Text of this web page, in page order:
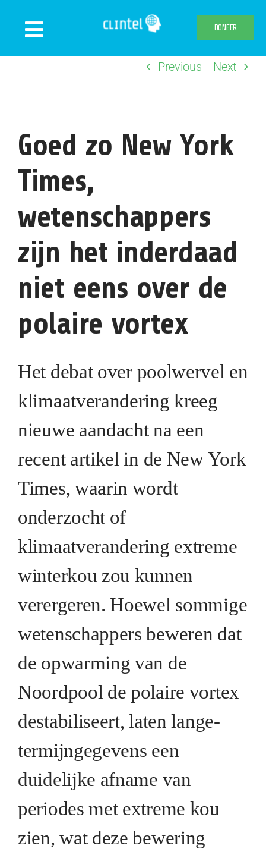
Toggle
Navigation
Declaration
Over ons
Clintel.org
Webshop
DONEER
Previous Next
Goed zo New York
Times,
wetenschappers
zijn het inderdaad
niet eens over de
polaire vortex
Het debat over poolwervel en
klimaatverandering kreeg
nieuwe aandacht na een
recent artikel in de New York
Times, waarin wordt
onderzocht of
klimaatverandering extreme
winterkou zou kunnen
verergeren. Hoewel sommige
wetenschappers beweren dat
de opwarming van de
Noordpool de polaire vortex
destabiliseert, laten lange-
termijngegevens een
duidelijke afname van
periodes met extreme kou
zien, wat deze bewering